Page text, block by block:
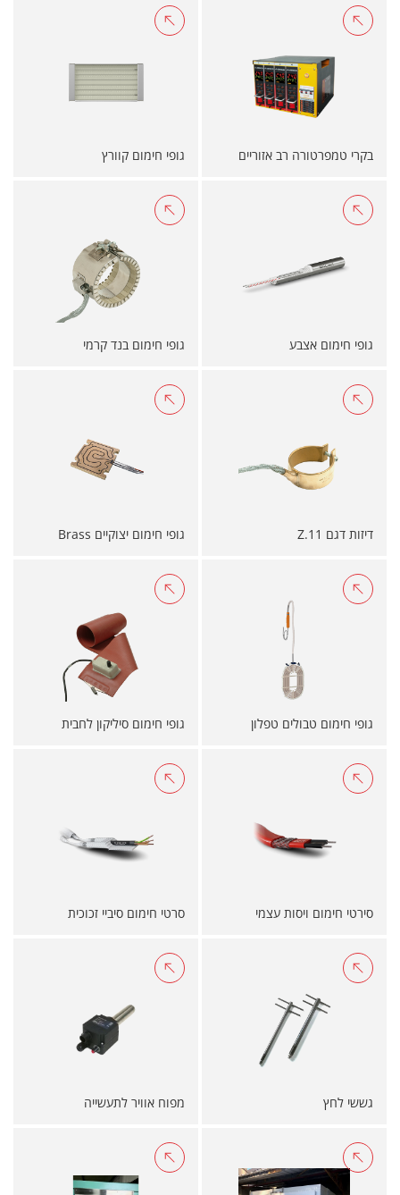
בקרי טמפרטורה רב אזוריים גופי חימום קוורץ
גופי חימום אצבע גופי חימום בנד קרמי
דיזות דגם Z.11 גופי חימום יצוקיים Brass
גופי חימום טבולים טפלון גופי חימום סיליקון לחבית
סירטי חימום ויסות עצמי סרטי חימום סיביי זכוכית
גששי לחץ מפוח אוויר לתעשייה